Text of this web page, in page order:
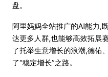
盘。
阿里妈妈全站推广的AI能力,
达更多人群,也能够高效拓展
了托举生意增长的浪潮,德佑
了“稳定增长”之路。